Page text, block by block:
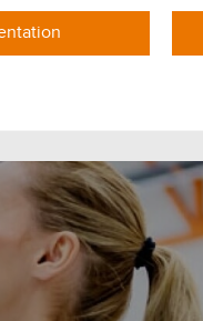
Formations
Formations
Formations